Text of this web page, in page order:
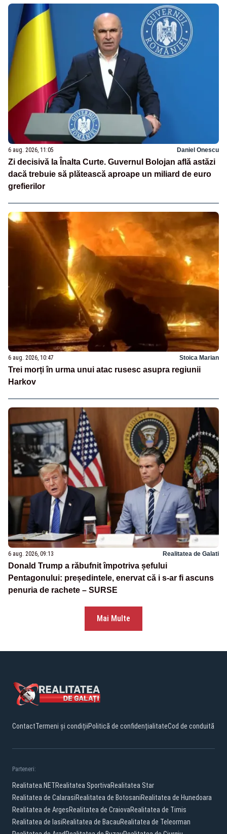
6 aug. 2026, 11:05 Daniel Onescu
Zi decisivă la Înalta Curte. Guvernul Bolojan află astăzi
dacă trebuie să plătească aproape un miliard de euro
grefierilor
6 aug. 2026, 10:47 Stoica Marian
Trei morți în urma unui atac rusesc asupra regiunii
Harkov
6 aug. 2026, 09:13 Realitatea de Galati
Donald Trump a răbufnit împotriva șefului
Pentagonului: președintele, enervat că i s-ar fi ascuns
penuria de rachete – SURSE
Mai Multe
ContactTermeni și condițiiPolitică de confidențialitateCod de conduită
Parteneri:
Realitatea.NETRealitatea SportivaRealitatea Star
Realitatea de CalarasiRealitatea de BotosaniRealitatea de Hunedoara
Realitatea de ArgesRealitatea de CraiovaRealitatea de Timis
Realitatea de IasiRealitatea de BacauRealitatea de Teleorman